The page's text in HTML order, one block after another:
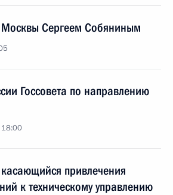
Сергеем Собяниным
Госсовета по направлению
18:00
привлечения
к техническому управлению